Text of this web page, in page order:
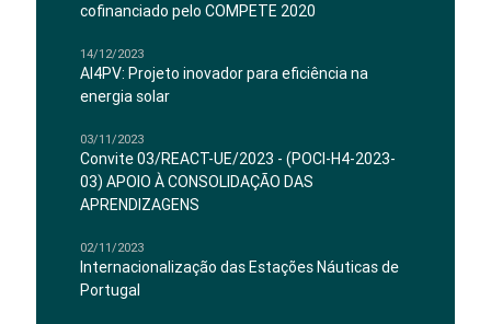
cofinanciado pelo COMPETE 2020
14/12/2023
AI4PV: Projeto inovador para eficiência na
energia solar
03/11/2023
Convite 03/REACT-UE/2023 - (POCI-H4-2023-
03) APOIO À CONSOLIDAÇÃO DAS
APRENDIZAGENS
02/11/2023
Internacionalização das Estações Náuticas de
Portugal